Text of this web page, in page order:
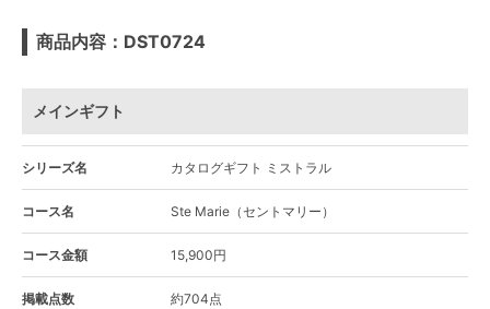
商品内容：DST0724
メインギフト
シリーズ名 カタログギフト ミストラル
コース名 Ste Marie（セントマリー）
コース金額 15,900円
掲載点数 約704点